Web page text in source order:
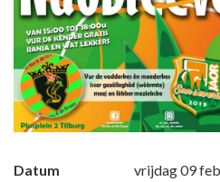
Datum
vrijdag 09